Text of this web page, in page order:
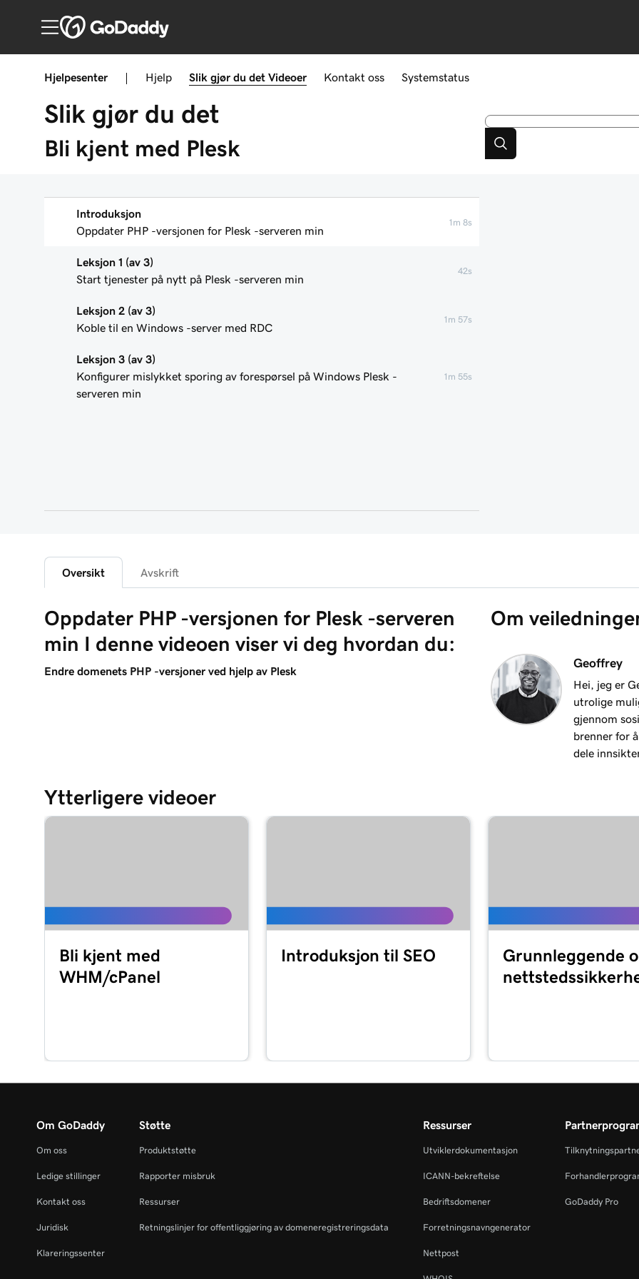
Hjelpesenter Hjelp Slik gjør du det Videoer Kontakt oss Systemstatus
Slik gjør du det
Bli kjent med Plesk
Introduksjon
Oppdater PHP -versjonen for Plesk -serveren min
1m 8s
Leksjon 1 (av 3)
Start tjenester på nytt på Plesk -serveren min
42s
Leksjon 2 (av 3)
Koble til en Windows -server med RDC
1m 57s
Leksjon 3 (av 3)
Konfigurer mislykket sporing av forespørsel på Windows Plesk -
serveren min
1m 55s
Oversikt Avskrift
Oppdater PHP -versjonen for Plesk -serveren
min I denne videoen viser vi deg hvordan du:
Endre domenets PHP -versjoner ved hjelp av Plesk
Om
Geoffrey
Hei, jeg er
utrolige
gjennom
brenner for
dele
Ytterligere videoer
Bli kjent med
WHM/cPanel
Introduksjon til SEO
Grunnleggende
Om GoDaddy
Om oss
Ledige stillinger
Kontakt oss
Juridisk
Klareringssenter
Støtte
Produktstøtte
Rapporter misbruk
Ressurser
Retningslinjer for offentliggjøring av domeneregistreringsdata
Ressurser
Utviklerdokumentasjon
ICANN-bekreftelse
Bedriftsdomener
Forretningsnavngenerator
Nettpost
GoDaddy Pro